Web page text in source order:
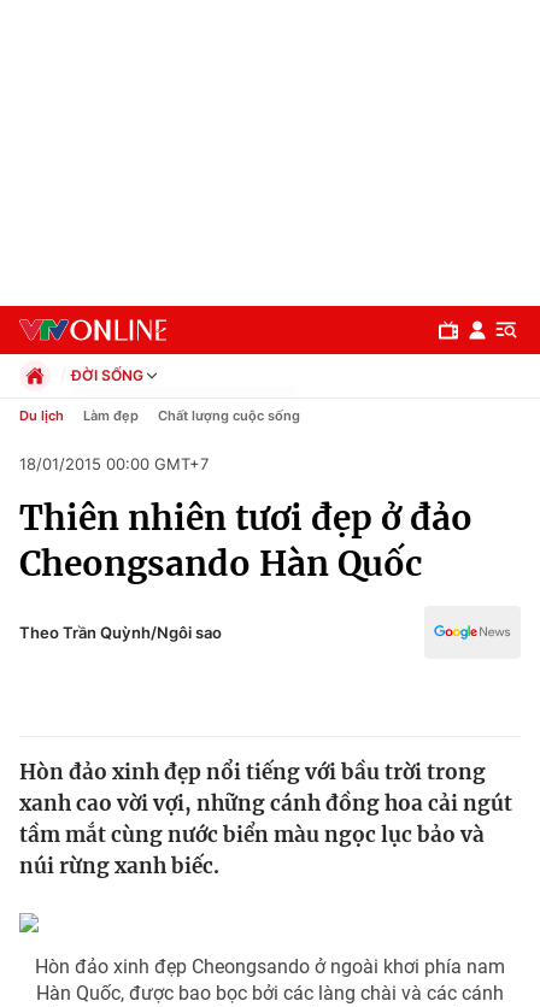
Chuyên mục
Chính trị
Y tế
Thế giới
Tin tức
Thế giới đó đây
Câu chuyện quốc tế
Thị trường
Dữ liệu và đời sống
ĐỜI SỐNG
Chính trị
Pháp luật
Kinh tế
Thể thao
Truyền hình
Y tế
Du lịch Làm đẹp Chất lượng cuộc sống
18/01/2015 00:00 GMT+7
Thiên nhiên tươi đẹp ở đảo
Cheongsando Hàn Quốc
Theo Trần Quỳnh/Ngôi sao
Hòn đảo xinh đẹp nổi tiếng với bầu trời trong
xanh cao vời vợi, những cánh đồng hoa cải ngút
tầm mắt cùng nước biển màu ngọc lục bảo và
núi rừng xanh biếc.
Hòn đảo xinh đẹp Cheongsando ở ngoài khơi phía nam
Hàn Quốc, được bao bọc bởi các làng chài và các cánh